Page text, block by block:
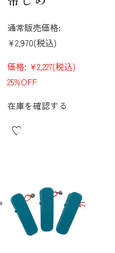
通常販売価格:
¥2,970(税込)
価格: ¥2,227(税込)
25%OFF
在庫を確認する